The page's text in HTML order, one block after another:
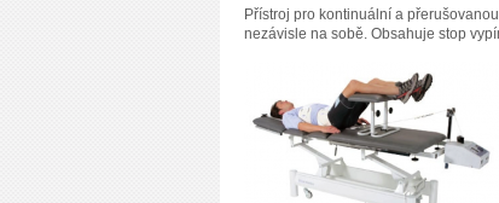
Přístroj pro kontinuální a
nezávisle na sobě. Obsahuje stop